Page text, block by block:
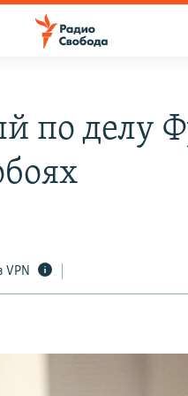
по делу
VPN